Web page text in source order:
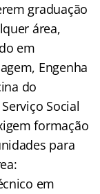
graduação
área,
em
Engenha
do
Social
formação
para
em